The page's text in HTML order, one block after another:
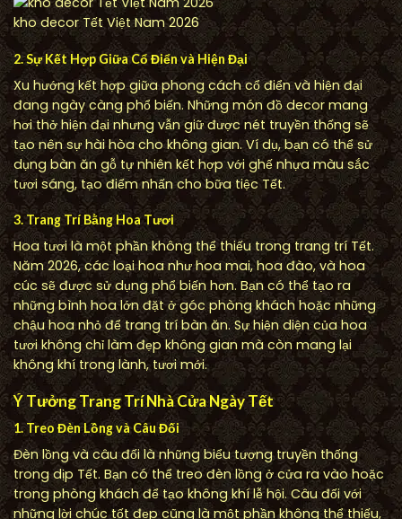
kho decor Tết Việt Nam 2026
2. Sự Kết Hợp Giữa Cổ Điển và Hiện Đại
Xu hướng kết hợp giữa phong cách cổ điển và hiện đại
đang ngày càng phổ biến. Những món đồ decor mang
hơi thở hiện đại nhưng vẫn giữ được nét truyền thống sẽ
tạo nên sự hài hòa cho không gian. Ví dụ, bạn có thể sử
dụng bàn ăn gỗ tự nhiên kết hợp với ghế nhựa màu sắc
tươi sáng, tạo điểm nhấn cho bữa tiệc Tết.
3. Trang Trí Bằng Hoa Tươi
Hoa tươi là một phần không thể thiếu trong trang trí Tết.
Năm 2026, các loại hoa như hoa mai, hoa đào, và hoa
cúc sẽ được sử dụng phổ biến hơn. Bạn có thể tạo ra
những bình hoa lớn đặt ở góc phòng khách hoặc những
chậu hoa nhỏ để trang trí bàn ăn. Sự hiện diện của hoa
tươi không chỉ làm đẹp không gian mà còn mang lại
không khí trong lành, tươi mới.
Ý Tưởng Trang Trí Nhà Cửa Ngày Tết
1. Treo Đèn Lồng và Câu Đối
Đèn lồng và câu đối là những biểu tượng truyền thống
trong dịp Tết. Bạn có thể treo đèn lồng ở cửa ra vào hoặc
trong phòng khách để tạo không khí lễ hội. Câu đối với
những lời chúc tốt đẹp cũng là một phần không thể thiếu,